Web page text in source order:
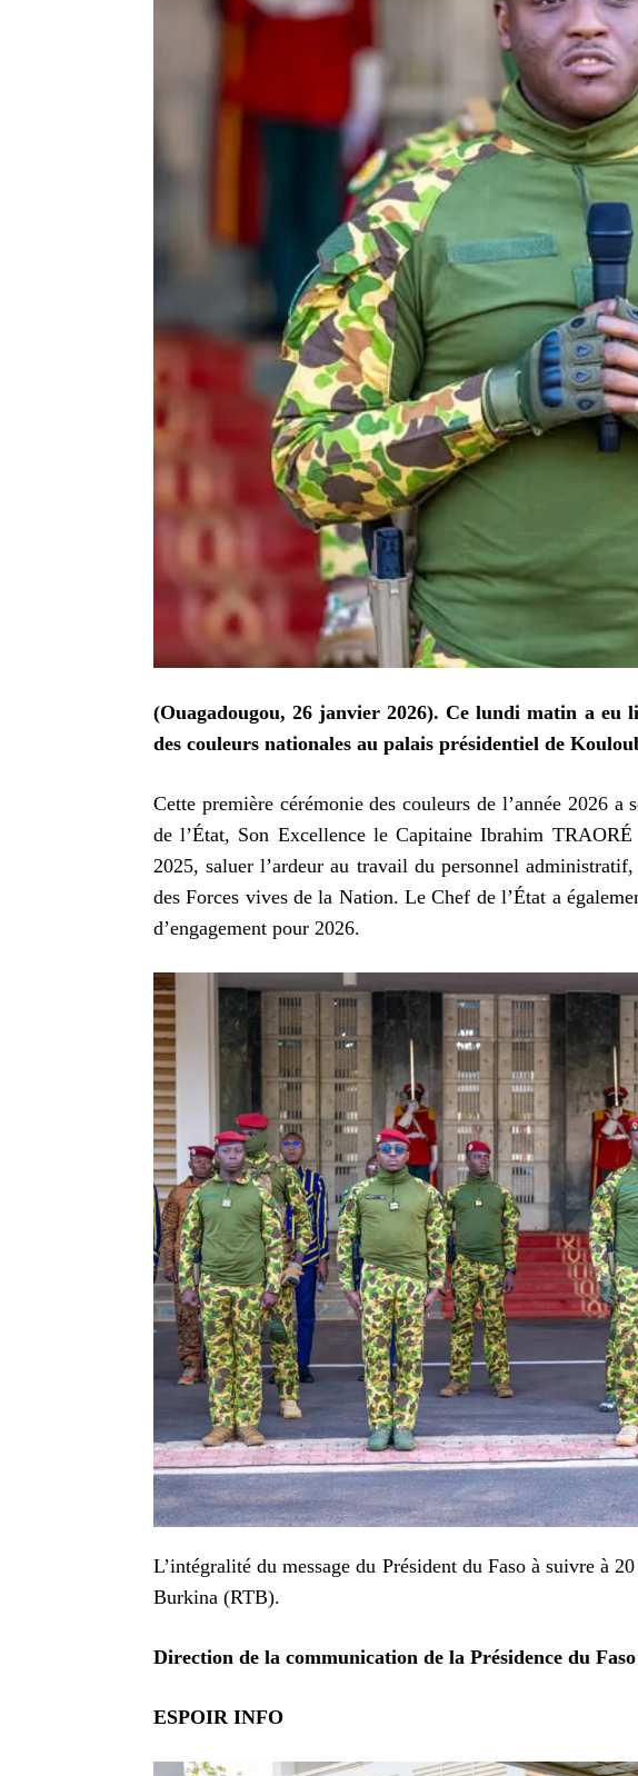
(Ouagadougou, 26 janvier 2026). Ce lundi matin a eu
des couleurs nationales au palais présidentiel de
Cette première cérémonie des couleurs de l’année 2026
de l’État, Son Excellence le Capitaine Ibrahim
2025, saluer l’ardeur au travail du personnel
des Forces vives de la Nation. Le Chef de l’État a
d’engagement pour 2026.
L’intégralité du message du Président du Faso à suivre à
Burkina (RTB).
Direction de la communication de la Présidence du Faso
ESPOIR INFO